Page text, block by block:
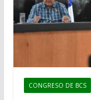
CONGRESO DE BCS